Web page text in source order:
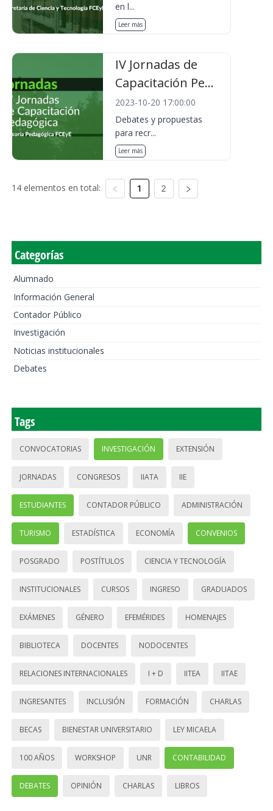
en l...
Leer más
IV Jornadas de
Capacitación Pe...
2023-10-20 17:00:00
Debates y propuestas
para recr...
Leer más
14 elementos en total: 1 2
Categorías
Alumnado
Información General
Contador Público
Investigación
Noticias institucionales
Debates
Tags
CONVOCATORIAS INVESTIGACIÓN EXTENSIÓN
JORNADAS CONGRESOS IIATA IIE
ESTUDIANTES CONTADOR PÚBLICO ADMINISTRACIÓN
TURISMO ESTADÍSTICA ECONOMÍA CONVENIOS
POSGRADO POSTÍTULOS CIENCIA Y TECNOLOGÍA
INSTITUCIONALES CURSOS INGRESO GRADUADOS
EXÁMENES GÉNERO EFEMÉRIDES HOMENAJES
BIBLIOTECA DOCENTES NODOCENTES
RELACIONES INTERNACIONALES I + D IITEA IITAE
INGRESANTES INCLUSIÓN FORMACIÓN CHARLAS
BECAS BIENESTAR UNIVERSITARIO LEY MICAELA
100 AÑOS WORKSHOP UNR CONTABILIDAD
DEBATES OPINIÓN CHARLAS LIBROS